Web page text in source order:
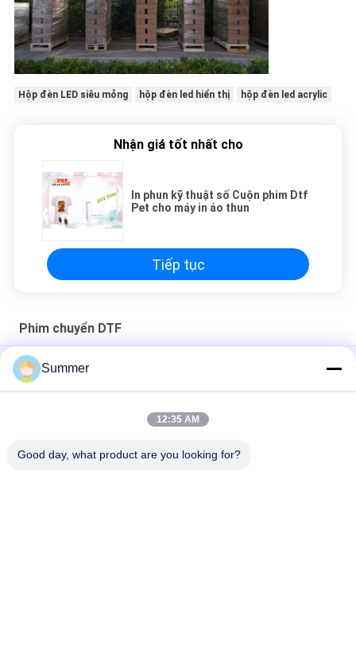
Hộp đèn LED siêu mỏng hộp đèn led hiển thị hộp đèn led acrylic
Nhận giá tốt nhất cho
In phun kỹ thuật số Cuộn phim Dtf
Pet cho máy in áo thun
Tiếp tục
Phim chuyển DTF
Phim chuyển DTF trong suốt bóc nóng để in 100m
Trong suốt trực tiếp đến phim Cuộn phim DTF có thể in 0,6 X
Summer
12:35 AM
Good day, what product are you looking for?